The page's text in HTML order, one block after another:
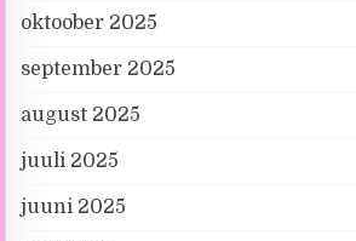
oktoober 2025
september 2025
august 2025
juuli 2025
juuni 2025